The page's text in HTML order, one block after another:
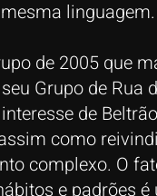
de 2005 que
Grupo de Rua
de
como
complexo. O
e padrões